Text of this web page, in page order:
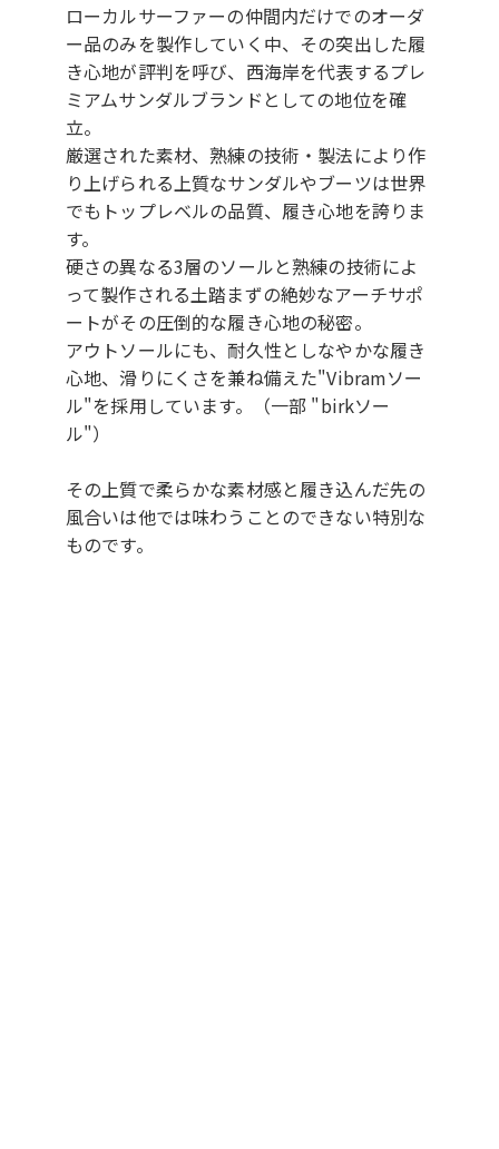
ローカルサーファーの仲間内だけでのオーダ
ー品のみを製作していく中、その突出した履
き心地が評判を呼び、西海岸を代表するプレ
ミアムサンダルブランドとしての地位を確
立。
厳選された素材、熟練の技術・製法により作
り上げられる上質なサンダルやブーツは世界
でもトップレベルの品質、履き心地を誇りま
す。
硬さの異なる3層のソールと熟練の技術によ
って製作される土踏まずの絶妙なアーチサポ
ートがその圧倒的な履き心地の秘密。
アウトソールにも、耐久性としなやかな履き
心地、滑りにくさを兼ね備えた"Vibramソー
ル"を採用しています。（一部 "birkソー
ル"）
その上質で柔らかな素材感と履き込んだ先の
風合いは他では味わうことのできない特別な
ものです。